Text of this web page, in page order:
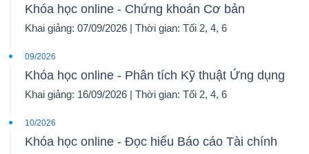
Khóa học online - Chứng khoán Cơ bản
Khai giảng: 07/09/2026 | Thời gian: Tối 2, 4, 6
09/2026
Khóa học online - Phân tích Kỹ thuật Ứng dụng
Khai giảng: 16/09/2026 | Thời gian: Tối 2, 4, 6
10/2026
Khóa học online - Đọc hiểu Báo cáo Tài chính